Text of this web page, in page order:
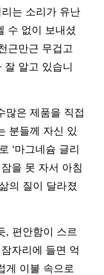
는 소리가 유난
수 없이 보내셨
근만근 무겁고
잘 알고 있습니
많은 제품을 직접
분들께 자신 있
‘마그네슘 글리
을 못 자서 아침
의 질이 달라졌
, 편안함이 스르
자리에 들면 억
게 이불 속으로